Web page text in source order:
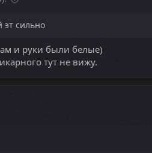
эт сильно
и руки были белые)
тут не вижу.